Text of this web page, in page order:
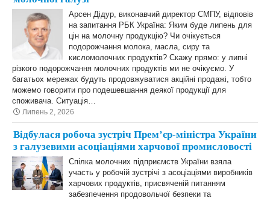
Арсен Дідур, виконавчий директор СМПУ, відповів
на запитання РБК Україна: Яким буде липень для
цін на молочну продукцію? Чи очікується
подорожчання молока, масла, сиру та
кисломолочних продуктів? Скажу прямо: у липні
різкого подорожчання молочних продуктів ми не очікуємо. У
багатьох мережах будуть продовжуватися акційні продажі, тобто
можемо говорити про подешевшання деякої продукції для
споживача. Ситуація…
Липень 2, 2026
Відбулася робоча зустріч Премʼєр-міністра України
з галузевими асоціаціями харчової промисловості
Спілка молочних підприємств України взяла
участь у робочій зустрічі з асоціаціями виробників
харчових продуктів, присвяченій питанням
забезпечення продовольчої безпеки та